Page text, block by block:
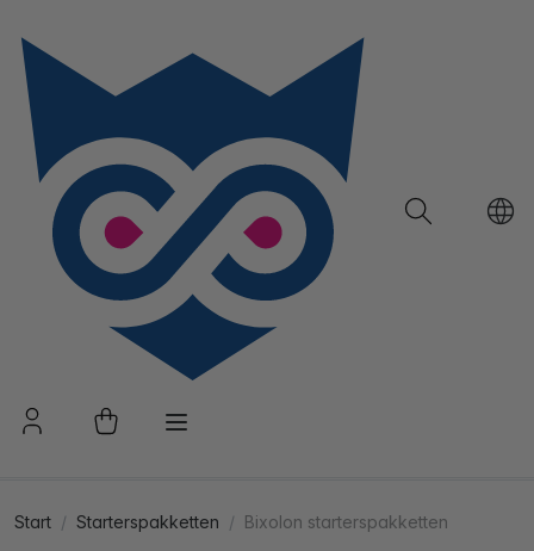
Start Starterspakketten Bixolon starterspakketten